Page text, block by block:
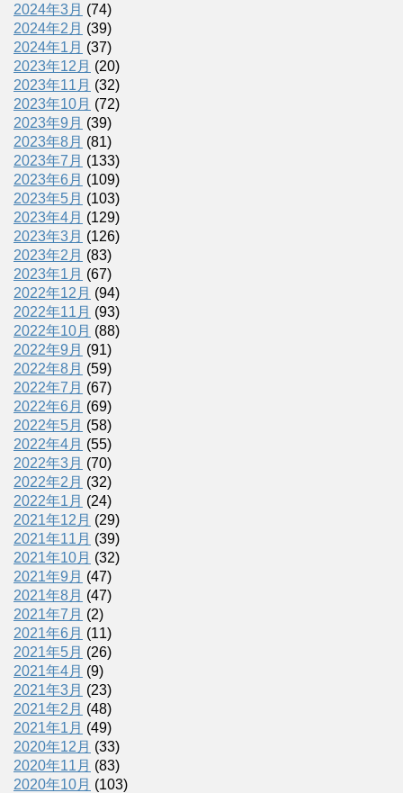
2024年3月 (74)
2024年2月 (39)
2024年1月 (37)
2023年12月 (20)
2023年11月 (32)
2023年10月 (72)
2023年9月 (39)
2023年8月 (81)
2023年7月 (133)
2023年6月 (109)
2023年5月 (103)
2023年4月 (129)
2023年3月 (126)
2023年2月 (83)
2023年1月 (67)
2022年12月 (94)
2022年11月 (93)
2022年10月 (88)
2022年9月 (91)
2022年8月 (59)
2022年7月 (67)
2022年6月 (69)
2022年5月 (58)
2022年4月 (55)
2022年3月 (70)
2022年2月 (32)
2022年1月 (24)
2021年12月 (29)
2021年11月 (39)
2021年10月 (32)
2021年9月 (47)
2021年8月 (47)
2021年7月 (2)
2021年6月 (11)
2021年5月 (26)
2021年4月 (9)
2021年3月 (23)
2021年2月 (48)
2021年1月 (49)
2020年12月 (33)
2020年11月 (83)
2020年10月 (103)